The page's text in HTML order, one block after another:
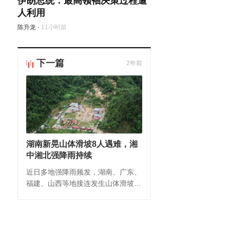
人利用
陈升龙 · 11小时前
下一篇 2年前
湖南新晃山体滑坡8人遇难，湘
中湘北强降雨持续
近日多地强降雨频发，湖南、广东、
福建、山西等地接连发生山体滑坡致